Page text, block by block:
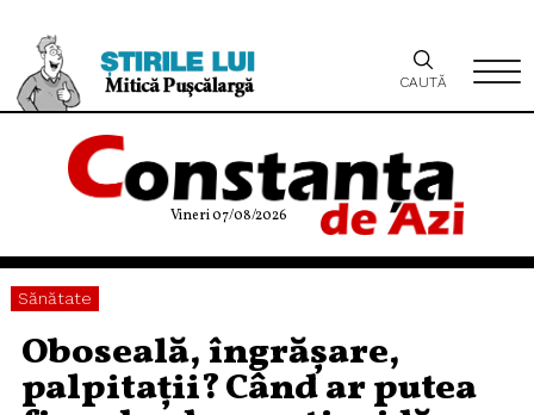
Vineri 07/08/2026
CAUTĂ
Sănătate
Oboseală, îngrășare,
palpitații? Când ar putea